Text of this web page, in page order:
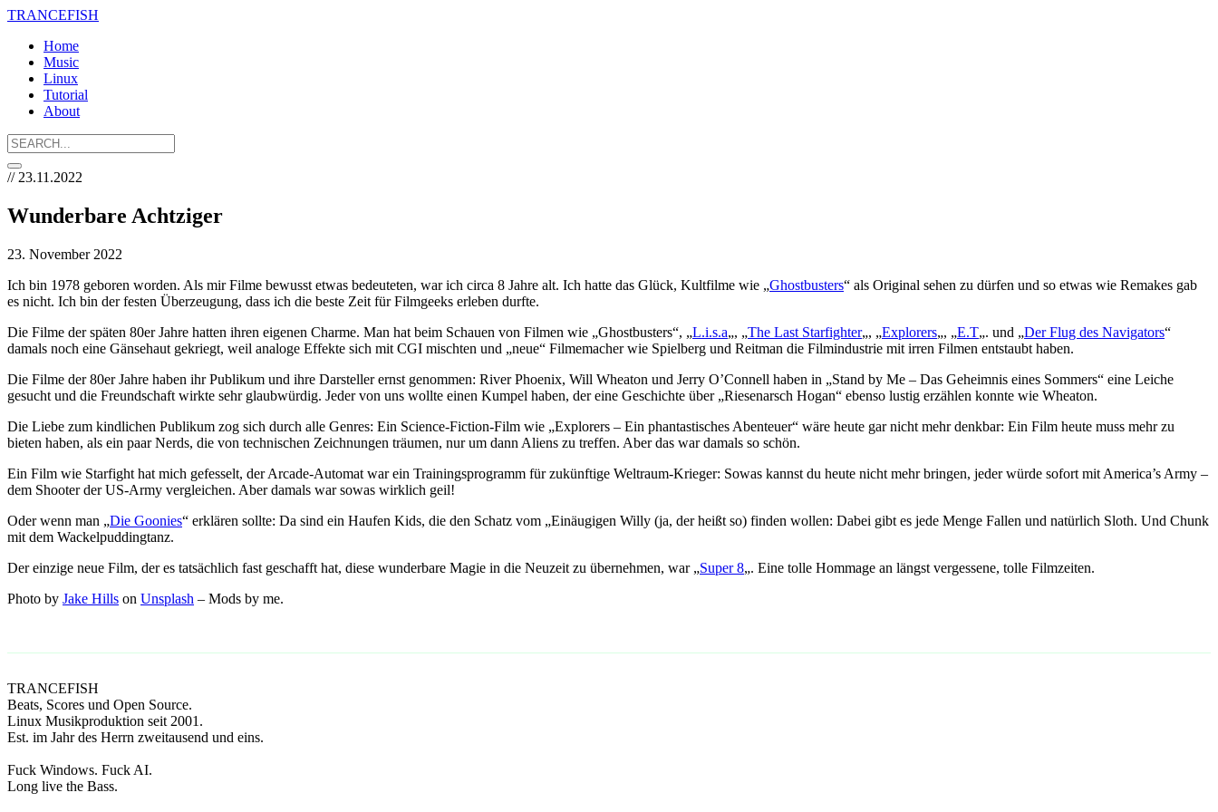
TRANCEFISH
Home
Music
Linux
Tutorial
About
// 23.11.2022
Wunderbare Achtziger
23. November 2022
Ich bin 1978 geboren worden. Als mir Filme bewusst etwas bedeuteten, war ich circa 8 Jahre alt. Ich hatte das Glück, Kultfilme wie „Ghostbusters“ als Original sehen zu dürfen und so etwas wie Remakes gab
es nicht. Ich bin der festen Überzeugung, dass ich die beste Zeit für Filmgeeks erleben durfte.
Die Filme der späten 80er Jahre hatten ihren eigenen Charme. Man hat beim Schauen von Filmen wie „Ghostbusters“, „L.i.s.a„, „The Last Starfighter„, „Explorers„, „E.T„. und „Der Flug des Navigators“
damals noch eine Gänsehaut gekriegt, weil analoge Effekte sich mit CGI mischten und „neue“ Filmemacher wie Spielberg und Reitman die Filmindustrie mit irren Filmen entstaubt haben.
Die Filme der 80er Jahre haben ihr Publikum und ihre Darsteller ernst genommen: River Phoenix, Will Wheaton und Jerry O’Connell haben in „Stand by Me – Das Geheimnis eines Sommers“ eine Leiche
gesucht und die Freundschaft wirkte sehr glaubwürdig. Jeder von uns wollte einen Kumpel haben, der eine Geschichte über „Riesenarsch Hogan“ ebenso lustig erzählen konnte wie Wheaton.
Die Liebe zum kindlichen Publikum zog sich durch alle Genres: Ein Science-Fiction-Film wie „Explorers – Ein phantastisches Abenteuer“ wäre heute gar nicht mehr denkbar: Ein Film heute muss mehr zu
bieten haben, als ein paar Nerds, die von technischen Zeichnungen träumen, nur um dann Aliens zu treffen. Aber das war damals so schön.
Ein Film wie Starfight hat mich gefesselt, der Arcade-Automat war ein Trainingsprogramm für zukünftige Weltraum-Krieger: Sowas kannst du heute nicht mehr bringen, jeder würde sofort mit America’s Army –
dem Shooter der US-Army vergleichen. Aber damals war sowas wirklich geil!
Oder wenn man „Die Goonies“ erklären sollte: Da sind ein Haufen Kids, die den Schatz vom „Einäugigen Willy (ja, der heißt so) finden wollen: Dabei gibt es jede Menge Fallen und natürlich Sloth. Und Chunk
mit dem Wackelpuddingtanz.
Der einzige neue Film, der es tatsächlich fast geschafft hat, diese wunderbare Magie in die Neuzeit zu übernehmen, war „Super 8„. Eine tolle Hommage an längst vergessene, tolle Filmzeiten.
Photo by Jake Hills on Unsplash – Mods by me.
TRANCEFISH
Beats, Scores und Open Source.
Linux Musikproduktion seit 2001.
Est. im Jahr des Herrn zweitausend und eins.
Fuck Windows. Fuck AI.
Long live the Bass.